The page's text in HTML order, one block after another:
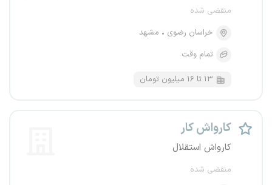
منقضی شده
خراسان رضوی
مشهد
تمام وقت
۱۳ تا ۱۶ میلیون تومان
کارواش کار
کارواش استقلال
منقضی شده